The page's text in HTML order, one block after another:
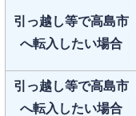
引っ越し等で高島市
へ転入したい場合
引っ越し等で高島市
へ転入したい場合